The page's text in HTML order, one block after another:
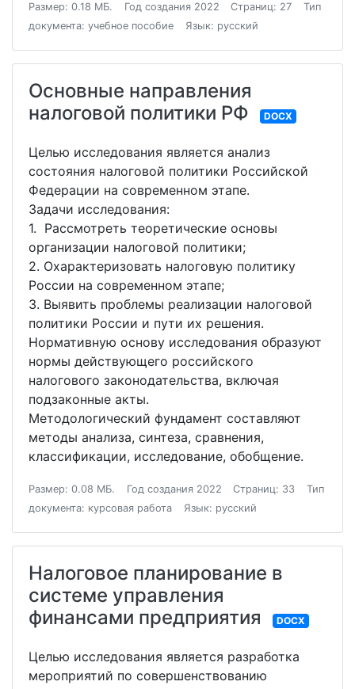
Размер: 0.18 МБ. Год создания 2022 Страниц: 27
Тип
документа: учебное пособие
Язык: русский
Основные направления
налоговой политики РФ
DOCX
Целью исследования является анализ
состояния налоговой политики Российской
Федерации на современном этапе.
Задачи исследования:
1. Рассмотреть теоретические основы
организации налоговой политики;
2. Охарактеризовать налоговую политику
России на современном этапе;
3. Выявить проблемы реализации налоговой
политики России и пути их решения.
Нормативную основу исследования образуют
нормы действующего российского
налогового законодательства, включая
подзаконные акты.
Методологический фундамент составляют
методы анализа, синтеза, сравнения,
классификации, исследование, обобщение.
Размер: 0.08 МБ. Год создания 2022 Страниц: 33
Тип
документа: курсовая работа
Язык: русский
Налоговое планирование в
системе управления
финансами предприятия
DOCX
Целью исследования является разработка
мероприятий по совершенствованию